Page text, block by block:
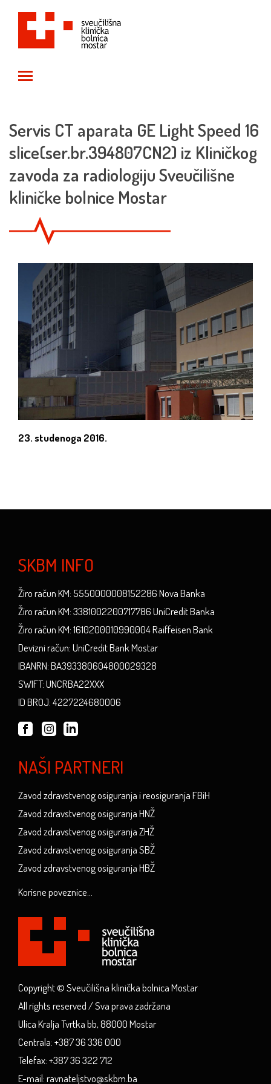
Servis CT aparata GE Light Speed 16
slice(ser.br.394807CN2) iz Kliničkog
zavoda za radiologiju Sveučilišne
kliničke bolnice Mostar
23. studenoga 2016.
SKBM INFO
Žiro račun KM: 5550000008152286 Nova Banka
Žiro račun KM: 3381002200717786 UniCredit Banka
Žiro račun KM: 1610200010990004 Raiffeisen Bank
Devizni račun: UniCredit Bank Mostar
IBANRN: BA393380604800029328
SWIFT: UNCRBA22XXX
ID BROJ: 4227224680006
NAŠI PARTNERI
Zavod zdravstvenog osiguranja i reosiguranja FBiH
Zavod zdravstvenog osiguranja HNŽ
Zavod zdravstvenog osiguranja ZHŽ
Zavod zdravstvenog osiguranja SBŽ
Zavod zdravstvenog osiguranja HBŽ
Korisne poveznice...
Copyright © Sveučilišna klinička bolnica Mostar
All rights reserved / Sva prava zadržana
Ulica Kralja Tvrtka bb, 88000 Mostar
Centrala: +387 36 336 000
Telefax: +387 36 322 712
E-mail: ravnateljstvo@skbm.ba